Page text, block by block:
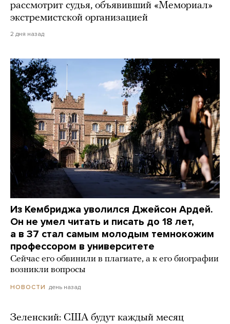
рассмотрит судья, объявивший «Мемориал»
экстремистской организацией
2 дня назад
Из Кембриджа уволился Джейсон Ардей.
Он не умел читать и писать до 18 лет,
а в 37 стал самым молодым темнокожим
профессором в университете
Сейчас его обвинили в плагиате, а к его биографии
возникли вопросы
НОВОСТИ день назад
Зеленский: США будут каждый месяц